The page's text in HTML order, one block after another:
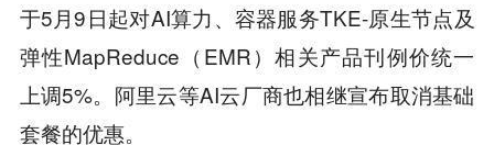
于5月9日起对AI算力、容器服务TKE-原生节点及
弹性MapReduce（EMR）相关产品刊例价统一
上调5%。阿里云等AI云厂商也相继宣布取消基础
套餐的优惠。